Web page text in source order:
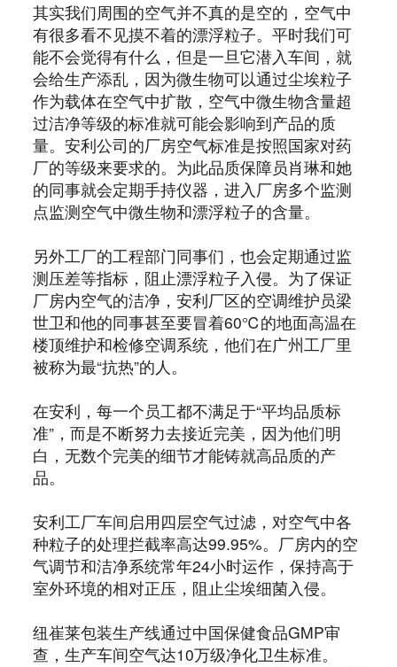
其实我们周围的空气并不真的是空的，空气中
有很多看不见摸不着的漂浮粒子。平时我们可
能不会觉得有什么，但是一旦它潜入车间，就
会给生产添乱，因为微生物可以通过尘埃粒子
作为载体在空气中扩散，空气中微生物含量超
过洁净等级的标准就可能会影响到产品的质
量。安利公司的厂房空气标准是按照国家对药
厂的等级来要求的。为此品质保障员肖琳和她
的同事就会定期手持仪器，进入厂房多个监测
点监测空气中微生物和漂浮粒子的含量。
另外工厂的工程部门同事们，也会定期通过监
测压差等指标，阻止漂浮粒子入侵。为了保证
厂房内空气的洁净，安利厂区的空调维护员梁
世卫和他的同事甚至要冒着60℃的地面高温在
楼顶维护和检修空调系统，他们在广州工厂里
被称为最“抗热”的人。
在安利，每一个员工都不满足于“平均品质标
准”，而是不断努力去接近完美，因为他们明
白，无数个完美的细节才能铸就高品质的产
品。
安利工厂车间启用四层空气过滤，对空气中各
种粒子的处理拦截率高达99.95%。厂房内的空
气调节和洁净系统常年24小时运作，保持高于
室外环境的相对正压，阻止尘埃细菌入侵。
纽崔莱包装生产线通过中国保健食品GMP审
查，生产车间空气达10万级净化卫生标准。